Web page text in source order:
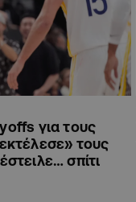
για τους
τους
σπίτι